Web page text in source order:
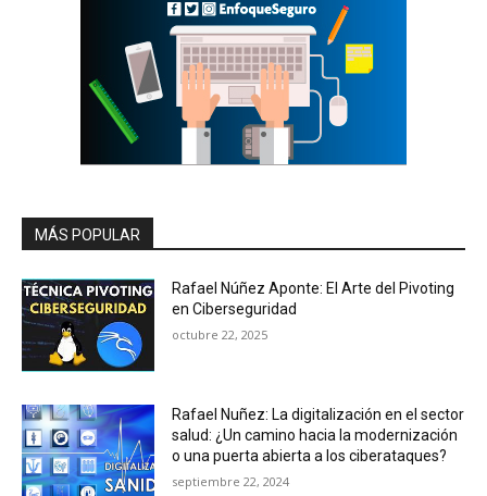
MÁS POPULAR
Rafael Núñez Aponte: El Arte del Pivoting
en Ciberseguridad
octubre 22, 2025
Rafael Nuñez: La digitalización en el sector
salud: ¿Un camino hacia la modernización
o una puerta abierta a los ciberataques?
septiembre 22, 2024